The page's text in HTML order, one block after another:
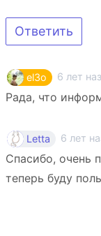
Ответить
el3o 6 лет
Рада, что
Letta 6 лет
Спасибо, очень
теперь буду